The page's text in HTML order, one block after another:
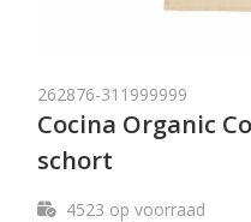
262876-311999999
Cocina Organic
schort
4523 op voorraad